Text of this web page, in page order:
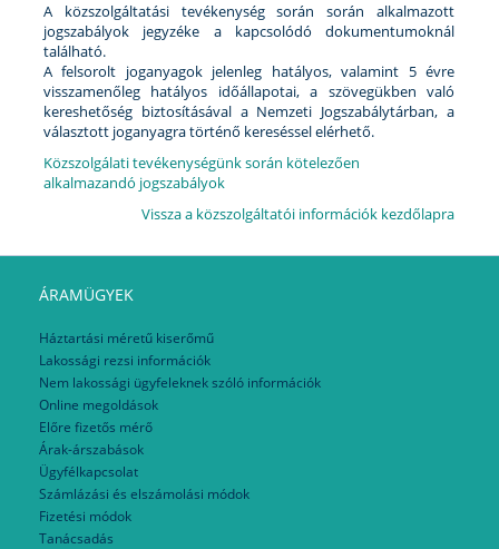
A közszolgáltatási tevékenység során során alkalmazott
jogszabályok jegyzéke a kapcsolódó dokumentumoknál
található.
A felsorolt joganyagok jelenleg hatályos, valamint 5 évre
visszamenőleg hatályos időállapotai, a szövegükben való
kereshetőség biztosításával a Nemzeti Jogszabálytárban, a
választott joganyagra történő kereséssel elérhető.
Közszolgálati tevékenységünk során kötelezően
alkalmazandó jogszabályok
Vissza a közszolgáltatói információk kezdőlapra
ÁRAMÜGYEK
Háztartási méretű kiserőmű
Lakossági rezsi információk
Nem lakossági ügyfeleknek szóló információk
Online megoldások
Előre fizetős mérő
Árak-árszabások
Ügyfélkapcsolat
Számlázási és elszámolási módok
Fizetési módok
Tanácsadás